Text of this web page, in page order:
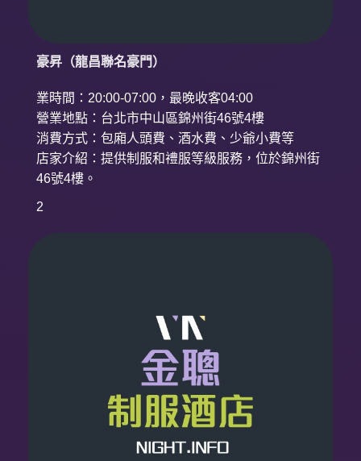
豪昇（龍昌聯名豪門）
業時間：20:00-07:00，最晚收客04:00
營業地點：台北市中山區錦州街46號4樓
消費方式：包廂人頭費、酒水費、少爺小費等
店家介紹：提供制服和禮服等級服務，位於錦州街
46號4樓。
2